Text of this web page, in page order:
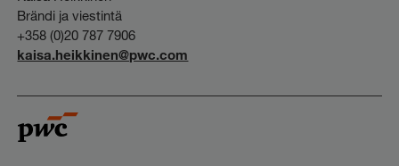
Brändi ja viestintä
+358 (0)20 787 7906
kaisa.heikkinen@pwc.com